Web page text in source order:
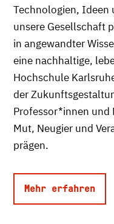
Technologien, Ideen
unsere Gesellschaft
in angewandter
eine nachhaltige,
Hochschule
der
Professor*innen und
Mut, Neugier und
prägen.
Mehr erfahren